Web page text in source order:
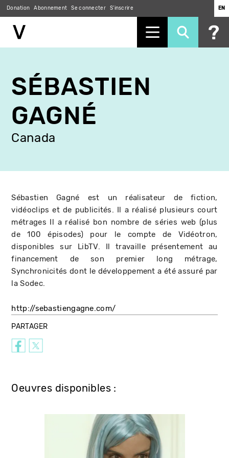
contenu
principal
Donation Abonnement Se connecter S'inscrire EN
SÉBASTIEN
GAGNÉ
Canada
Sébastien Gagné est un réalisateur de fiction,
vidéoclips et de publicités. Il a réalisé plusieurs court
métrages Il a réalisé bon nombre de séries web (plus
de 100 épisodes) pour le compte de Vidéotron,
disponibles sur LibTV. Il travaille présentement au
financement de son premier long métrage,
Synchronicités dont le développement a été assuré par
la Sodec.
http://sebastiengagne.com/
PARTAGER
Oeuvres disponibles :